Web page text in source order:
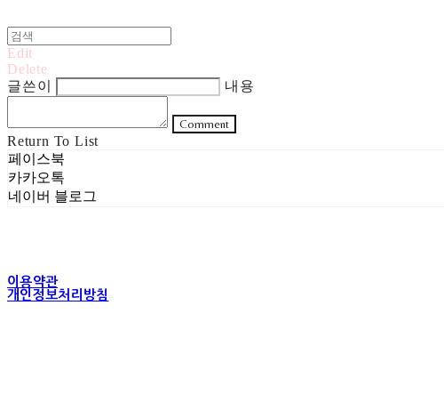
Edit
Delete
글쓴이
내용
Comment
Return To List
페이스북
카카오톡
네이버 블로그
이용약관
개인정보처리방침